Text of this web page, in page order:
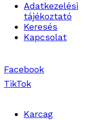
Adatkezelési
tájékoztató
Keresés
Kapcsolat
Facebook
TikTok
Karcag